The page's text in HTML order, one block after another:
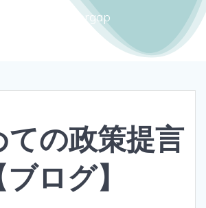
Close the gendergap
ての政策提言
ブログ】